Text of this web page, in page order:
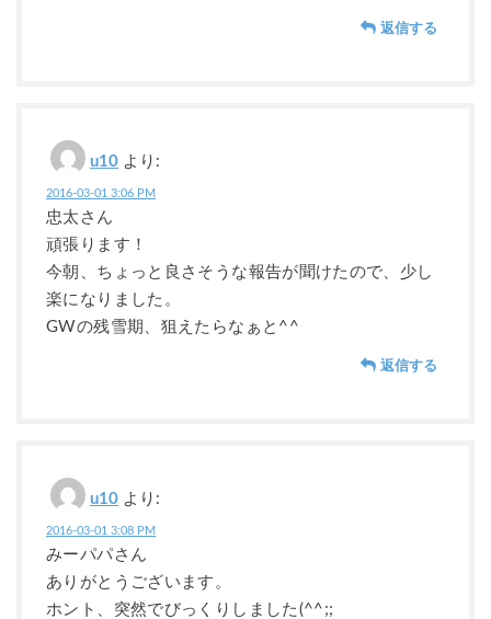
返信する
u10 より:
2016-03-01 3:06 PM
忠太さん
頑張ります！
今朝、ちょっと良さそうな報告が聞けたので、少し
楽になりました。
GWの残雪期、狙えたらなぁと^^
返信する
u10 より:
2016-03-01 3:08 PM
みーパパさん
ありがとうございます。
ホント、突然でびっくりしました(^^;;